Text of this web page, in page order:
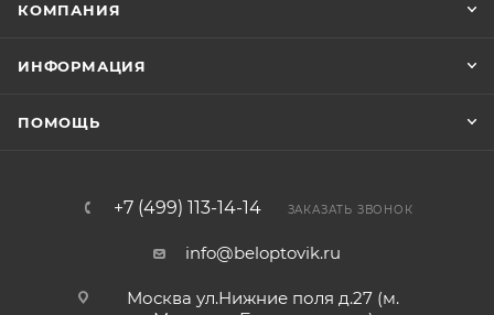
КОМПАНИЯ
ИНФОРМАЦИЯ
ПОМОЩЬ
+7 (499) 113-14-14 ЗАКАЗАТЬ ЗВОНОК
info@beloptovik.ru
Москва ул.Нижние поля д.27 (м.